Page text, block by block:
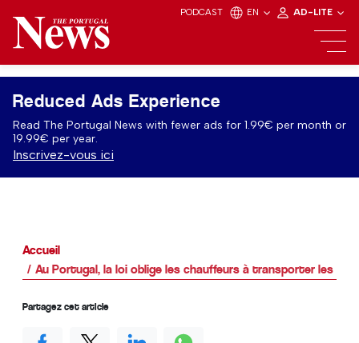
PODCAST EN AD-LITE
Reduced Ads Experience
Read The Portugal News with fewer ads for 1.99€ per month or
19.99€ per year.
Inscrivez-vous ici
Accueil
Au Portugal, la loi oblige les chauffeurs à transporter les
Partagez cet article